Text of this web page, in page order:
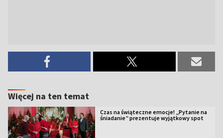
Więcej na ten temat
Czas na świąteczne emocje! „Pytanie na
śniadanie” prezentuje wyjątkowy spot